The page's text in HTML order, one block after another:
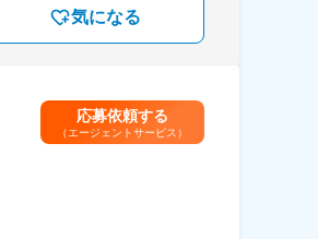
気になる
応募依頼する
（エージェントサービス）